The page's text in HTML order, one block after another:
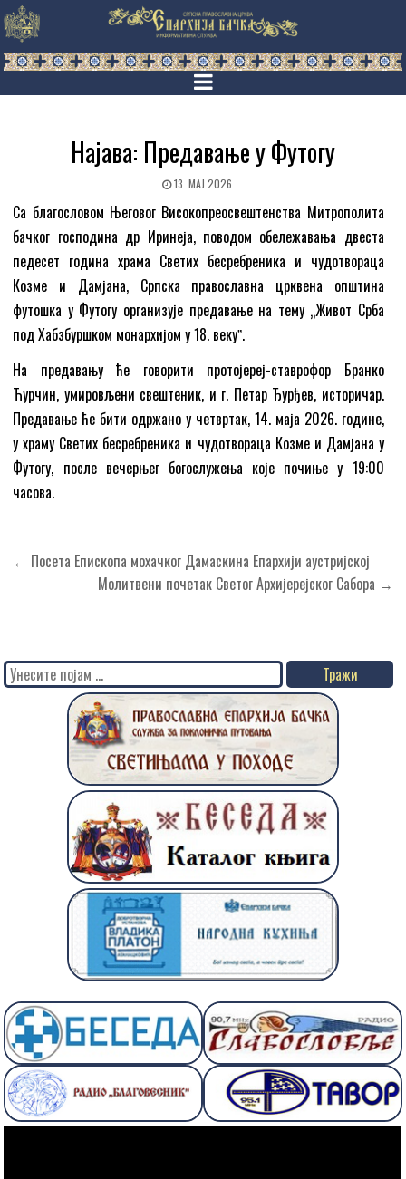
Најава: Предавање у Футогу
13. МАЈ 2026.
Са благословом Његовог Високопреосвештенства Митрополита
бачког господина др Иринеја, поводом обележавања двеста
педесет година храма Светих бесребреника и чудотвораца
Козме и Дамјана, Српска православна црквена општина
футошка у Футогу организује предавање на тему „Живот Срба
под Хабзбуршком монархијом у 18. векуˮ.
На предавању ће говорити протојереј-ставрофор Бранко
Ћурчин, умировљени свештеник, и г. Петар Ђурђев, историчар.
Предавање ће бити одржано у четвртак, 14. маја 2026. године,
у храму Светих бесребреника и чудотвораца Козме и Дамјана у
Футогу, после вечерњег богослужења које почиње у 19:00
часова.
Кретање
чланка
← Посета Епископа мохачког Дамаскина Епархији аустријској
Молитвени почетак Светог Архијерејског Сабора →
Search
for: